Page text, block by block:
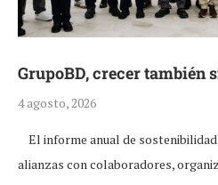
GrupoBD, crecer
4 agosto, 2026
El informe anual de
alianzas con colaboradores,